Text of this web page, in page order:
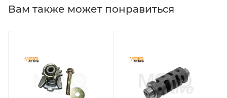
Вам также может понравиться